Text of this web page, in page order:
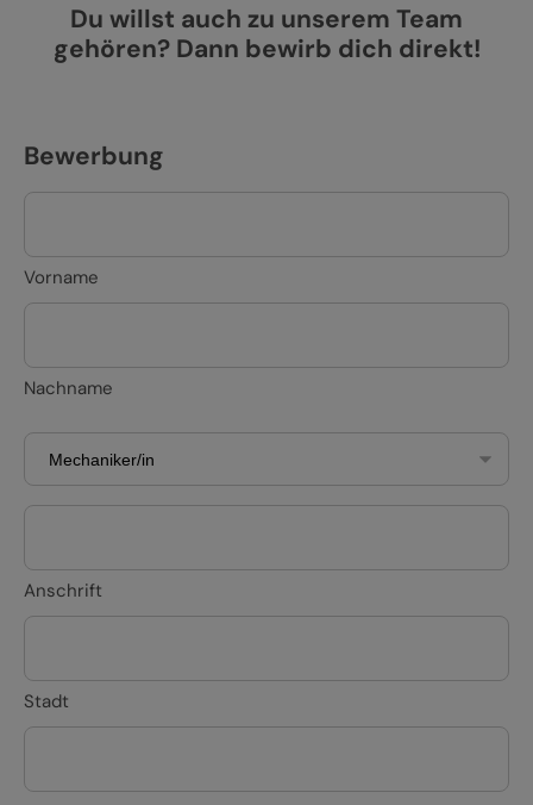
Du willst auch zu unserem Team
gehören? Dann bewirb dich direkt!
Bewerbung
Vorname
Nachname
Anschrift
Stadt